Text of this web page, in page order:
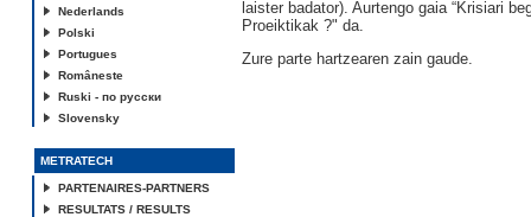
Nederlands
Polski
Portugues
Româneste
Ruski - по русски
Slovensky
METRATECH
PARTENAIRES-PARTNERS
RESULTATS / RESULTS
laister badator). Aurtengo gaia “Krisiari
Proeiktikak ?" da.
Zure parte hartzearen zain gaude.